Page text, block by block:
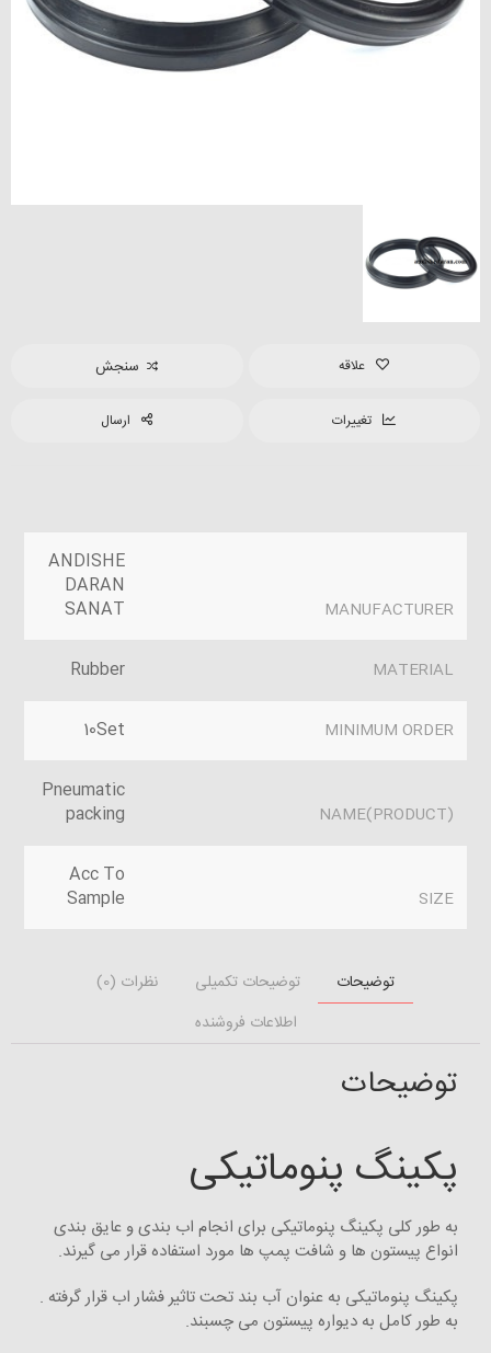
علاقه سنجش
تغییرات ارسال
MANUFACTURER
ANDISHE
DARAN
SANAT
MATERIAL
Rubber
MINIMUM ORDER
10Set
(PRODUCT)NAME
Pneumatic
packing
SIZE
Acc To
Sample
توضیحات توضیحات تکمیلی
نظرات (0)
اطلاعات فروشنده
توضیحات
پکینگ پنوماتیکی
به طور کلی پکینگ پنوماتیکی برای انجام اب بندی و عایق بندی
انواع پیستون ها و شافت پمپ ها مورد استفاده قرار می گیرند.
پکینگ پنوماتیکی به عنوان آب بند تحت تاثیر فشار اب قرار گرفته .
به طور کامل به دیواره پیستون می چسبند.